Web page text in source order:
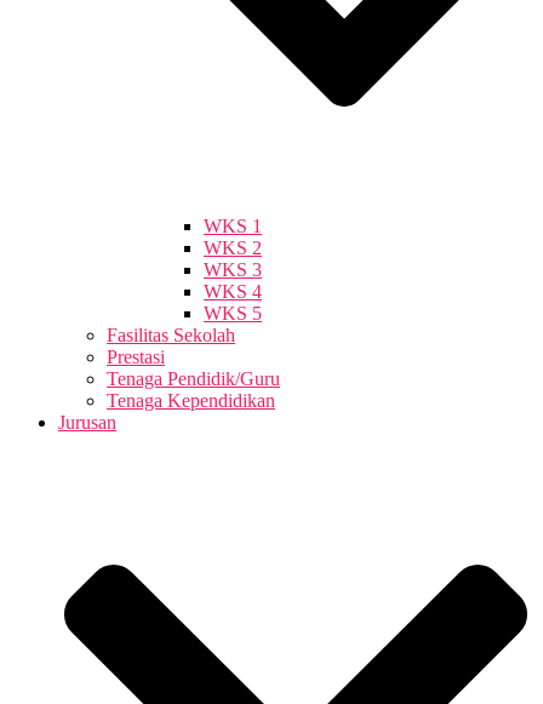
WKS 1
WKS 2
WKS 3
WKS 4
WKS 5
Fasilitas Sekolah
Prestasi
Tenaga Pendidik/Guru
Tenaga Kependidikan
Jurusan